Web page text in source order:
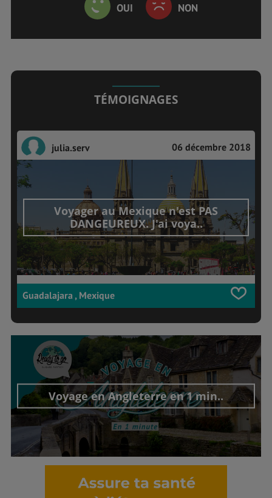
OUI NON
TÉMOIGNAGES
julia.serv 06 décembre 2018
Voyager au Mexique n'est PAS
DANGEUREUX. J'ai voya..
Guadalajara , Mexique
Voyage en Angleterre en 1 min..
Découvrir cet interview